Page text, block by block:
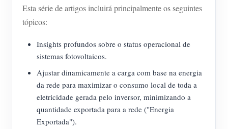
Esta série de artigos incluirá principalmente os seguintes
tópicos:
Insights profundos sobre o status operacional de
sistemas fotovoltaicos.
Ajustar dinamicamente a carga com base na energia
da rede para maximizar o consumo local de toda a
eletricidade gerada pelo inversor, minimizando a
quantidade exportada para a rede ("Energia
Exportada").